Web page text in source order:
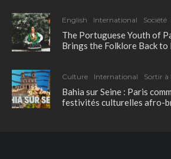
English International Société
The Portuguese Youth of
Brings the Folklore Back to
Culture International Sortir à
Bahia sur Seine : Paris
festivités culturelles afro-